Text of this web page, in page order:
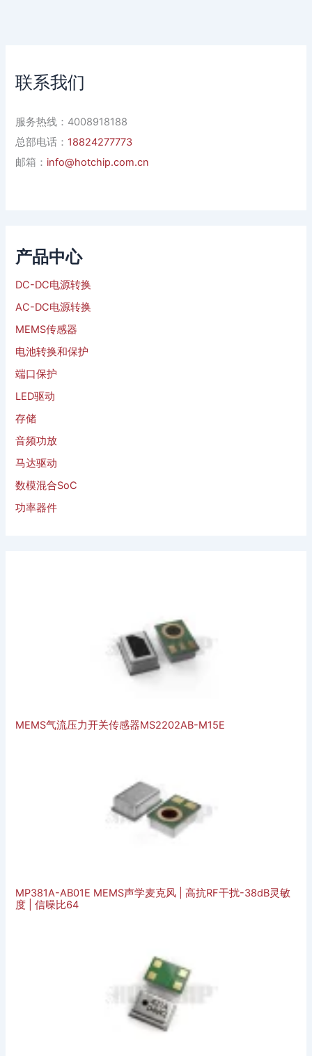
联系我们
服务热线：4008918188
总部电话：18824277773
邮箱： info@hotchip.com.cn
产品中心
DC-DC电源转换
AC-DC电源转换
MEMS传感器
电池转换和保护
端口保护
LED驱动
存储
音频功放
马达驱动
数模混合SoC
功率器件
MEMS气流压力开关传感器MS2202AB-M15E
MP381A-AB01E MEMS声学麦克风 | 高抗RF干扰-38dB灵敏
度 | 信噪比64